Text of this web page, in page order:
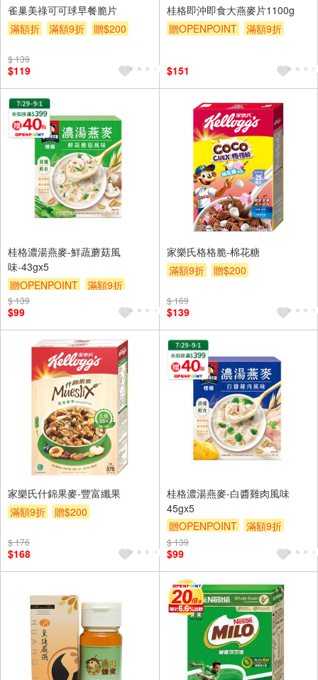
雀巢美祿可可球早餐脆片
滿額折
滿額9折 贈$200
$ 139
$119
桂格即沖即食大燕麥片1100g
贈OPENPOINT
滿額9折
$151
桂格濃湯燕麥-鮮蔬蘑菇風
味-43gx5
贈OPENPOINT
滿額9折
贈$200
$ 139
$99
家樂氏格格脆-棉花糖
滿額9折
贈$200
$ 169
$139
家樂氏什錦果麥-豐富纖果
滿額9折
贈$200
$ 176
$168
桂格濃湯燕麥-白醬雞肉風味
45gx5
贈OPENPOINT
滿額9折
贈$200
$ 139
$99